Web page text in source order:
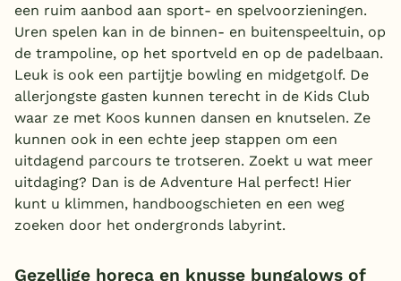
een ruim aanbod aan sport- en spelvoorzieningen.
Uren spelen kan in de binnen- en buitenspeeltuin, op
de trampoline, op het sportveld en op de padelbaan.
Leuk is ook een partijtje bowling en midgetgolf. De
allerjongste gasten kunnen terecht in de Kids Club
waar ze met Koos kunnen dansen en knutselen. Ze
kunnen ook in een echte jeep stappen om een
uitdagend parcours te trotseren. Zoekt u wat meer
uitdaging? Dan is de Adventure Hal perfect! Hier
kunt u klimmen, handboogschieten en een weg
zoeken door het ondergronds labyrint.
Gezellige horeca en knusse bungalows of